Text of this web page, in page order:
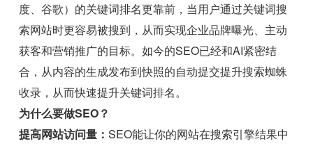
度、谷歌）的关键词排名更靠前，当用户通过关键词搜
索网站时更容易被搜到，从而实现企业品牌曝光、主动
获客和营销推广的目标。如今的SEO已经和AI紧密结
合，从内容的生成发布到快照的自动提交提升搜索蜘蛛
收录，从而快速提升关键词排名。
为什么要做SEO？
提高网站访问量：SEO能让你的网站在搜索引擎结果中